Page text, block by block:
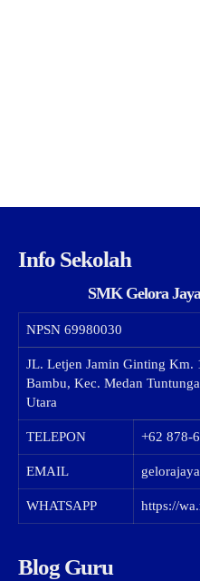
Info Sekolah
SMK Gelora
NPSN 69980030
JL. Letjen Jamin Ginting Km.
Bambu, Kec. Medan
Utara
TELEPON +62 878-
EMAIL
WHATSAPP https://
Blog Guru